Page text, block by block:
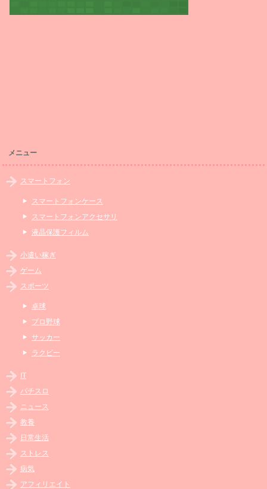
メニュー
スマートフォン
スマートフォンケース
スマートフォンアクセサリ
液晶保護フィルム
小遣い稼ぎ
ゲーム
スポーツ
卓球
プロ野球
サッカー
ラクビー
IT
パチスロ
ニュース
教養
日常生活
ストレス
病気
アフィリエイト